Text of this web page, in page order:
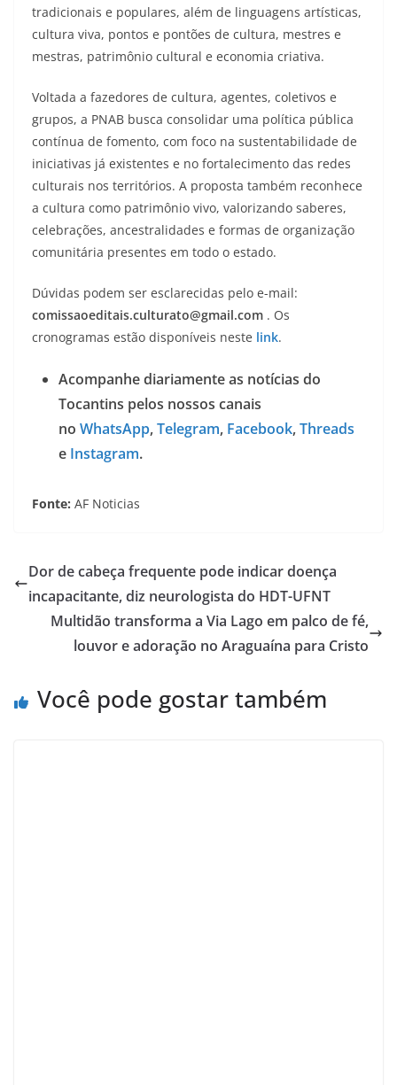
tradicionais e populares, além de linguagens artísticas,
cultura viva, pontos e pontões de cultura, mestres e
mestras, patrimônio cultural e economia criativa.
Voltada a fazedores de cultura, agentes, coletivos e
grupos, a PNAB busca consolidar uma política pública
contínua de fomento, com foco na sustentabilidade de
iniciativas já existentes e no fortalecimento das redes
culturais nos territórios. A proposta também reconhece
a cultura como patrimônio vivo, valorizando saberes,
celebrações, ancestralidades e formas de organização
comunitária presentes em todo o estado.
Dúvidas podem ser esclarecidas pelo e-mail:
comissaoeditais.culturato@gmail.com . Os
cronogramas estão disponíveis neste link.
Acompanhe diariamente as notícias do
Tocantins pelos nossos canais
no WhatsApp,Telegram, Facebook,Threads
e Instagram.
Fonte: AF Noticias
Dor de cabeça frequente pode indicar doença
incapacitante, diz neurologista do HDT-UFNT
Multidão transforma a Via Lago em palco de fé,
louvor e adoração no Araguaína para Cristo
Você pode gostar também